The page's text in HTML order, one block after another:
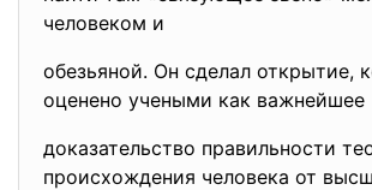
человеком и
обезьяной. Он сделал открытие,
оценено учеными как важнейшее
доказательство правильности
происхождения человека от